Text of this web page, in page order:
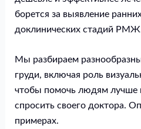
борется за выявление
доклинических стадий
Мы разбираем
груди, включая роль
чтобы помочь людям лучше
спросить своего доктора.
примерах.